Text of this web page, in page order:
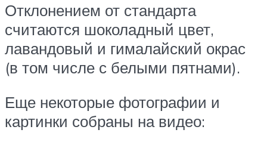
Отклонением от стандарта
считаются шоколадный цвет,
лавандовый и гималайский окрас
(в том числе с белыми пятнами).
Еще некоторые фотографии и
картинки собраны на видео: